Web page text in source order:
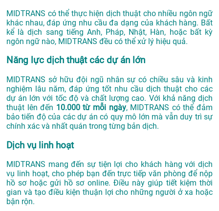
MIDTRANS có thể thực hiện dịch thuật cho nhiều ngôn ngữ
khác nhau, đáp ứng nhu cầu đa dạng của khách hàng. Bất
kể là dịch sang tiếng Anh, Pháp, Nhật, Hàn, hoặc bất kỳ
ngôn ngữ nào, MIDTRANS đều có thể xử lý hiệu quả.
Năng lực dịch thuật các dự án lớn
MIDTRANS sở hữu đội ngũ nhân sự có chiều sâu và kinh
nghiệm lâu năm, đáp ứng tốt nhu cầu dịch thuật cho các
dự án lớn với tốc độ và chất lượng cao. Với khả năng dịch
thuật lên đến 10.000 từ mỗi ngày, MIDTRANS có thể đảm
bảo tiến độ của các dự án có quy mô lớn mà vẫn duy trì sự
chính xác và nhất quán trong từng bản dịch.
Dịch vụ linh hoạt
MIDTRANS mang đến sự tiện lợi cho khách hàng với dịch
vụ linh hoạt, cho phép bạn đến trực tiếp văn phòng để nộp
hồ sơ hoặc gửi hồ sơ online. Điều này giúp tiết kiệm thời
gian và tạo điều kiện thuận lợi cho những người ở xa hoặc
bận rộn.